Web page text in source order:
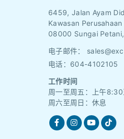
6459, Jalan Ayam
Kawasan
08000 Sungai
电子邮件：
电话：604-4102105
工作时间
周一至周五：上午
周六至周日：休息